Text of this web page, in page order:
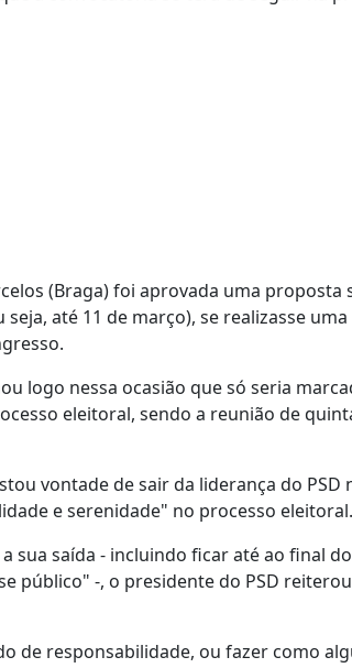
(Braga) foi aprovada uma proposta
até 11 de março), se realizasse uma
logo nessa ocasião que só seria
eleitoral, sendo a reunião de
vontade de sair da liderança do PSD
e serenidade" no processo eleitoral.
sua saída - incluindo ficar até ao final
público" -, o presidente do PSD
de responsabilidade, ou fazer como